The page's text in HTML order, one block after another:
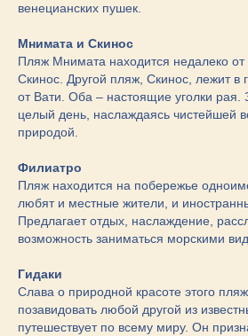
венецианских пушек.
Мнимата и Скинос
Пляж Мнимата находится недалеко от
Скинос. Другой пляж, Скинос, лежит в
от Вати. Оба – настоящие уголки рая.
целый день, наслаждаясь чистейшей
природой.
Филиатро
Пляж находится на побережье
любят и местные жители, и
Предлагает отдых, наслаждение,
возможность заниматься морскими
Гидаки
Слава о природной красоте этого
позавидовать любой другой из
путешествует по всему миру. Он